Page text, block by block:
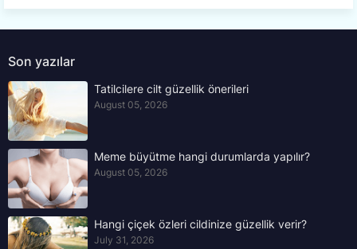
Son yazılar
Tatilcilere cilt güzellik önerileri
August 05, 2026
Meme büyütme hangi durumlarda yapılır?
August 05, 2026
Hangi çiçek özleri cildinize güzellik verir?
July 31, 2026